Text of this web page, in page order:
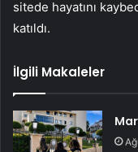
sitede hayatını
katıldı.
İlgili Makaleler